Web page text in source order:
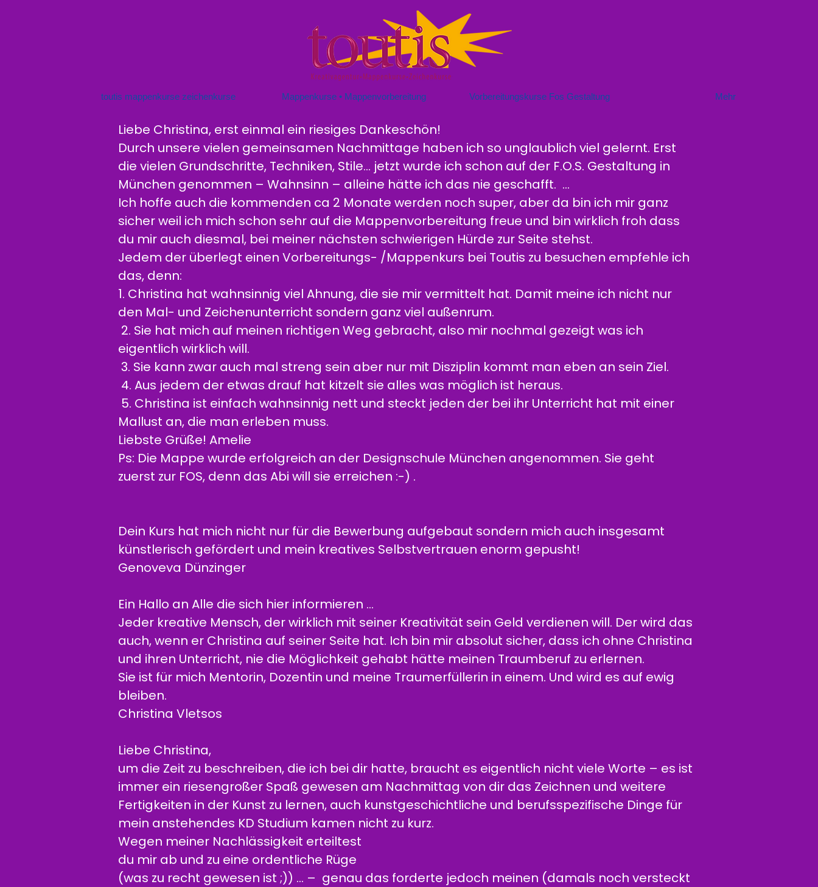
toutis mappenkurse zeichenkurse Mappenkurse • Mappenvorbereitung Vorbereitungskurse Fos Gestaltung Mehr
Liebe Christina, erst einmal ein riesiges Dankeschön!
Durch unsere vielen gemeinsamen Nachmittage haben ich so unglaublich viel gelernt. Erst
die vielen Grundschritte, Techniken, Stile... jetzt wurde ich schon auf der F.O.S. Gestaltung in
München genommen – Wahnsinn – alleine hätte ich das nie geschafft. …
Ich hoffe auch die kommenden ca 2 Monate werden noch super, aber da bin ich mir ganz
sicher weil ich mich schon sehr auf die Mappenvorbereitung freue und bin wirklich froh dass
du mir auch diesmal, bei meiner nächsten schwierigen Hürde zur Seite stehst.
Jedem der überlegt einen Vorbereitungs- /Mappenkurs bei Toutis zu besuchen empfehle ich
das, denn:
1. Christina hat wahnsinnig viel Ahnung, die sie mir vermittelt hat. Damit meine ich nicht nur
den Mal- und Zeichenunterricht sondern ganz viel außenrum.
2. Sie hat mich auf meinen richtigen Weg gebracht, also mir nochmal gezeigt was ich
eigentlich wirklich will.
3. Sie kann zwar auch mal streng sein aber nur mit Disziplin kommt man eben an sein Ziel.
4. Aus jedem der etwas drauf hat kitzelt sie alles was möglich ist heraus.
5. Christina ist einfach wahnsinnig nett und steckt jeden der bei ihr Unterricht hat mit einer
Mallust an, die man erleben muss.
Liebste Grüße! Amelie
Ps: Die Mappe wurde erfolgreich an der Designschule München angenommen. Sie geht
zuerst zur FOS, denn das Abi will sie erreichen :-) .
Dein Kurs hat mich nicht nur für die Bewerbung aufgebaut sondern mich auch insgesamt
künstlerisch gefördert und mein kreatives Selbstvertrauen enorm gepusht!
Genoveva Dünzinger
Ein Hallo an Alle die sich hier informieren …
Jeder kreative Mensch, der wirklich mit seiner Kreativität sein Geld verdienen will. Der wird das
auch, wenn er Christina auf seiner Seite hat. Ich bin mir absolut sicher, dass ich ohne Christina
und ihren Unterricht, nie die Möglichkeit gehabt hätte meinen Traumberuf zu erlernen.
Sie ist für mich Mentorin, Dozentin und meine Traumerfüllerin in einem. Und wird es auf ewig
bleiben.
Christina Vletsos
Liebe Christina,
um die Zeit zu beschreiben, die ich bei dir hatte, braucht es eigentlich nicht viele Worte – es ist
immer ein riesengroßer Spaß gewesen am Nachmittag von dir das Zeichnen und weitere
Fertigkeiten in der Kunst zu lernen, auch kunstgeschichtliche und berufsspezifische Dinge für
mein anstehendes KD Studium kamen nicht zu kurz.
Wegen meiner Nachlässigkeit erteiltest
du mir ab und zu eine ordentliche Rüge
(was zu recht gewesen ist ;)) … – genau das forderte jedoch meinen (damals noch versteckt